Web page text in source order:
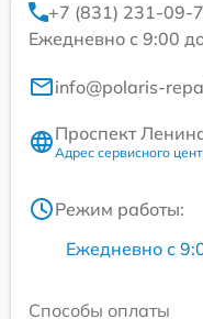
+7 (831) 231-09-
Ежедневно с 9:00
info@polaris-
Проспект
Адрес сервисного
Режим работы:
Ежедневно с
Способы оплаты